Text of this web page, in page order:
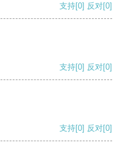
支持[0] 反对[0]
支持[0] 反对[0]
支持[0] 反对[0]